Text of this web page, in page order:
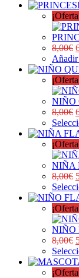
8,00€
NIÑO
8,00€
NIÑA
8,00€
NIÑO
8,00€